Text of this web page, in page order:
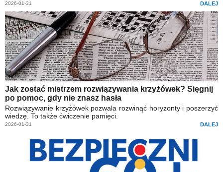
2026-01-31 DALEJ
Jak zostać mistrzem rozwiązywania krzyżówek? Sięgnij
po pomoc, gdy nie znasz hasła
Rozwiązywanie krzyżówek pozwala rozwinąć horyzonty i poszerzyć
wiedzę. To także ćwiczenie pamięci.
2026-01-31 DALEJ